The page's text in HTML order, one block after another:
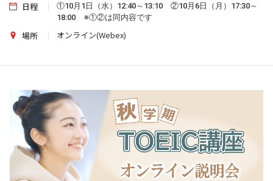
日程
①10月1日（水）12:40～13:10 ②10月6日（月）17:30～
18:00 ※①②は同内容です
場所 オンライン(Webex)